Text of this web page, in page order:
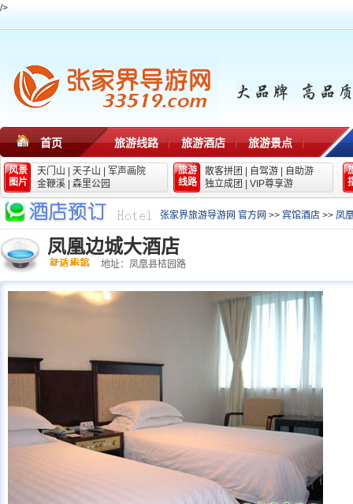
/>
首页 旅游线路 旅游酒店 旅游景点
风景
图片
天门山 天子山
军声画院
金鞭溪
森里公园
旅游
线路
散客拼团 自驾游
自助游
独立成团
VIP尊享游
张家界旅游导游网 官方网 >> 宾馆酒店 >> 凤
凤凰边城大酒店
地址：凤凰县桔园路